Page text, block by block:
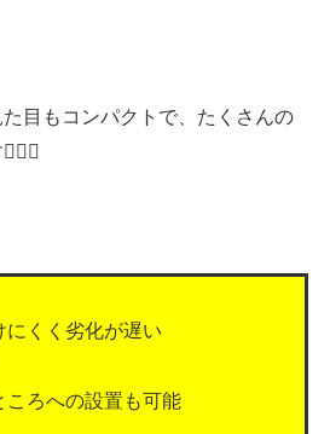
目もコンパクトで、たくさんの
にくく劣化が遅い
ころへの設置も可能